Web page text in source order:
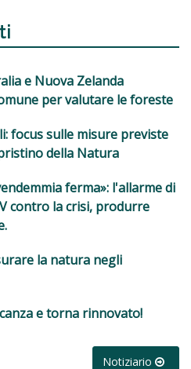
e Nuova Zelanda
per valutare le foreste
focus sulle misure previste
della Natura
ferma»: l'allarme di
contro la crisi, produrre
la natura negli
e torna rinnovato!
Notiziario